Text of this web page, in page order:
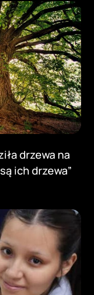
drzewa na
ich drzewa”